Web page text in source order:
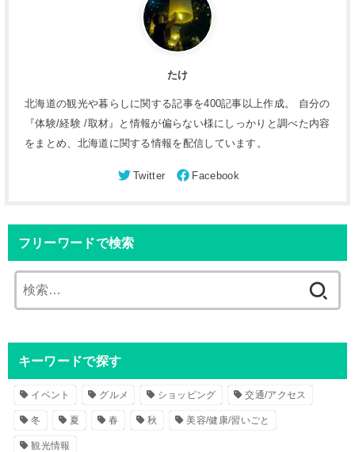
たけ
北海道の観光や暮らしに関する記事を400記事以上作成。 自分の
『体験/経験 /取材』と情報が偏らない様にしっかりと調べた内容
をまとめ、北海道に関する情報を配信しています。
フリーワードで検索
索
キーワードで探す
イベント グルメ ショッピング 交通/アクセス
冬 夏 春 秋 美容/健康/習いごと
観光情報